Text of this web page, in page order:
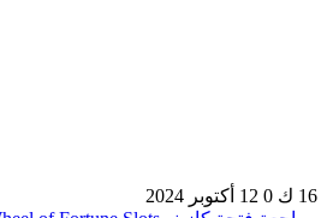
16 ك 0 12 أكتوبر 2024